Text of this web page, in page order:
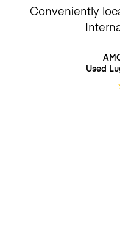
Conveniently
Used